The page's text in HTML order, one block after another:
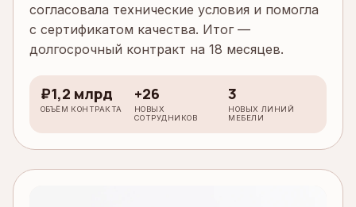
согласовала технические условия и помогла
с сертификатом качества. Итог —
долгосрочный контракт на 18 месяцев.
₽1,2 млрд
ОБЪЁМ КОНТРАКТА
+26
НОВЫХ
СОТРУДНИКОВ
3
НОВЫХ ЛИНИЙ
МЕБЕЛИ